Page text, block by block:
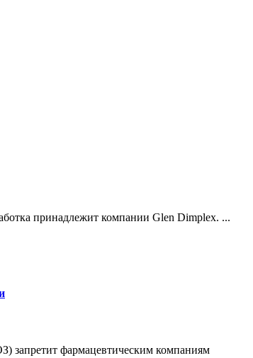
принадлежит компании Glen Dimplex. ...
запретит фармацевтическим компаниям